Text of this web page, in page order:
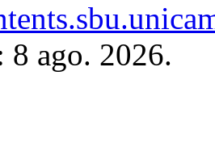
8 ago. 2026.